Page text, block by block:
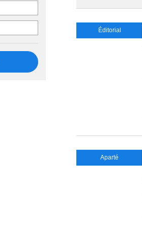
Éditorial
Aparté